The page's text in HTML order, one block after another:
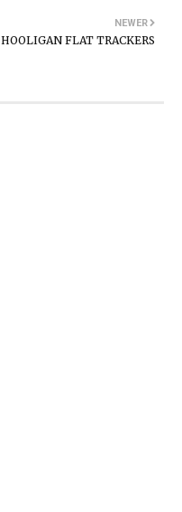
NEWER
HOOLIGAN FLAT TRACKERS